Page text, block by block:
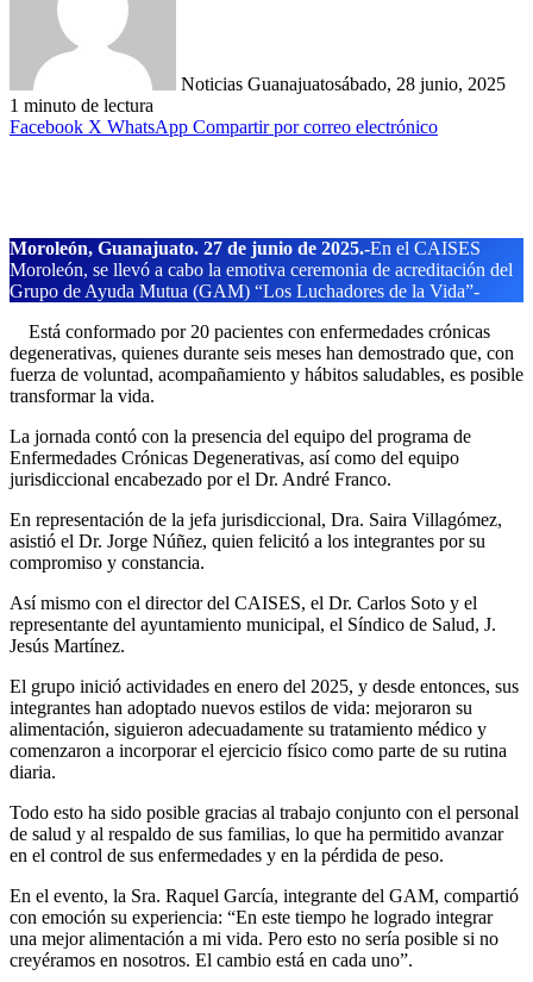
Noticias Guanajuatosábado, 28 junio, 2025
1 minuto de lectura
Facebook X WhatsApp Compartir por correo electrónico
Moroleón, Guanajuato. 27 de junio de 2025.-En el CAISES
Moroleón, se llevó a cabo la emotiva ceremonia de acreditación del
Grupo de Ayuda Mutua (GAM) “Los Luchadores de la Vida”-
Está conformado por 20 pacientes con enfermedades crónicas
degenerativas, quienes durante seis meses han demostrado que, con
fuerza de voluntad, acompañamiento y hábitos saludables, es posible
transformar la vida.
La jornada contó con la presencia del equipo del programa de
Enfermedades Crónicas Degenerativas, así como del equipo
jurisdiccional encabezado por el Dr. André Franco.
En representación de la jefa jurisdiccional, Dra. Saira Villagómez,
asistió el Dr. Jorge Núñez, quien felicitó a los integrantes por su
compromiso y constancia.
Así mismo con el director del CAISES, el Dr. Carlos Soto y el
representante del ayuntamiento municipal, el Síndico de Salud, J.
Jesús Martínez.
El grupo inició actividades en enero del 2025, y desde entonces, sus
integrantes han adoptado nuevos estilos de vida: mejoraron su
alimentación, siguieron adecuadamente su tratamiento médico y
comenzaron a incorporar el ejercicio físico como parte de su rutina
diaria.
Todo esto ha sido posible gracias al trabajo conjunto con el personal
de salud y al respaldo de sus familias, lo que ha permitido avanzar
en el control de sus enfermedades y en la pérdida de peso.
En el evento, la Sra. Raquel García, integrante del GAM, compartió
con emoción su experiencia: “En este tiempo he logrado integrar
una mejor alimentación a mi vida. Pero esto no sería posible si no
creyéramos en nosotros. El cambio está en cada uno”.